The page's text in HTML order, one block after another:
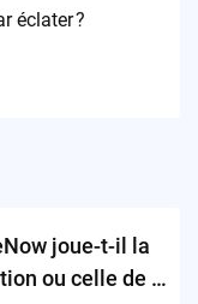
éclater ?
joue-t-il la
ou celle de la